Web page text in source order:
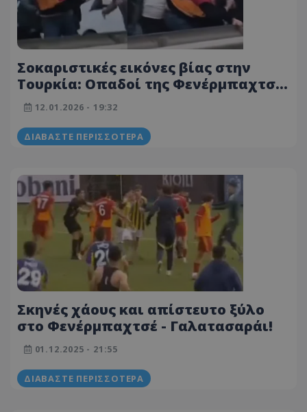
Σοκαριστικές εικόνες βίας στην
Τουρκία: Οπαδοί της Φενέρμπαχτσε
ξυλοκόπησαν φίλαθλο της
Γαλατασαράι (ΒΙΝΤΕΟ)
12.01.2026 - 19:32
ΔΙΑΒΆΣΤΕ ΠΕΡΙΣΣΌΤΕΡΑ
Σκηνές χάους και απίστευτο ξύλο
στο Φενέρμπαχτσέ - Γαλατασαράι!
01.12.2025 - 21:55
ΔΙΑΒΆΣΤΕ ΠΕΡΙΣΣΌΤΕΡΑ